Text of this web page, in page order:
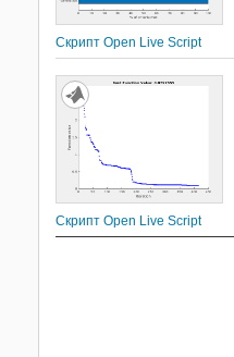
Скрипт Open Live Script
Скрипт Open Live Script